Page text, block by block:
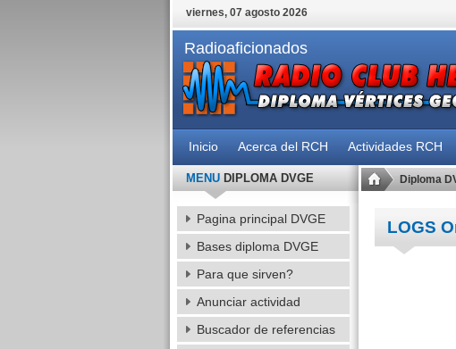
viernes, 07 agosto 2026
Radioaficionados
Inicio Acerca del RCH Actividades RCH
Diploma
LOGS
MENUDIPLOMA DVGE
Pagina principal DVGE
Bases diploma DVGE
Para que sirven?
Anunciar actividad
Buscador de referencias